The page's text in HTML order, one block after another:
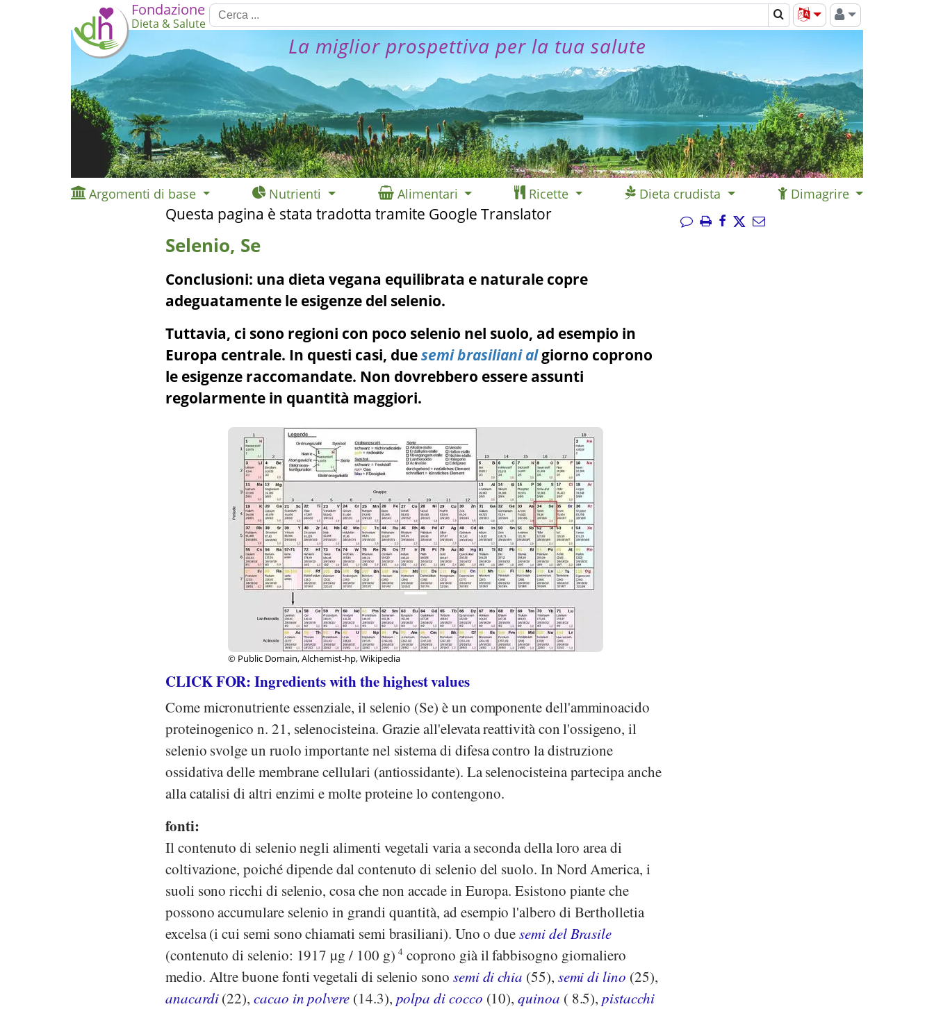
Fondazione
Dieta & Salute
La miglior prospettiva per la tua salute
Argomenti di base Nutrienti Alimentari Ricette Dieta crudista Dimagrire
Questa pagina è stata tradotta tramite Google Translator
Selenio, Se
Conclusioni: una dieta vegana equilibrata e naturale copre
adeguatamente le esigenze del selenio.
Tuttavia, ci sono regioni con poco selenio nel suolo, ad esempio in
Europa centrale. In questi casi, duesemi brasiliani al giorno coprono
le esigenze raccomandate. Non dovrebbero essere assunti
regolarmente in quantità maggiori.
© Public Domain, Alchemist-hp, Wikipedia
CLICK FOR: Ingredients with the highest values
Come micronutriente essenziale, il selenio (Se) è un componente dell'amminoacido
proteinogenico n. 21, selenocisteina. Grazie all'elevata reattività con l'ossigeno, il
selenio svolge un ruolo importante nel sistema di difesa contro la distruzione
ossidativa delle membrane cellulari (antiossidante). La selenocisteina partecipa anche
alla catalisi di altri enzimi e molte proteine lo contengono.
fonti:
Il contenuto di selenio negli alimenti vegetali varia a seconda della loro area di
coltivazione, poiché dipende dal contenuto di selenio del suolo. In Nord America, i
suoli sono ricchi di selenio, cosa che non accade in Europa. Esistono piante che
possono accumulare selenio in grandi quantità, ad esempio l'albero di Bertholletia
excelsa (i cui semi sono chiamati semi brasiliani). Uno o duesemi del Brasile
(contenuto di selenio: 1917 µg / 100 g)4 coprono già il fabbisogno giornaliero
medio. Altre buone fonti vegetali di selenio sono semi di chia (55), semi di lino (25),
anacardi(22),cacao in polvere (14.3), polpa di cocco (10),quinoa ( 8.5),pistacchi